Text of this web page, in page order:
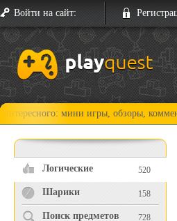
Войти на сайт:
мини игры, обзоры, комментарии,
Логические 520
Шарики 158
Поиск предметов 728